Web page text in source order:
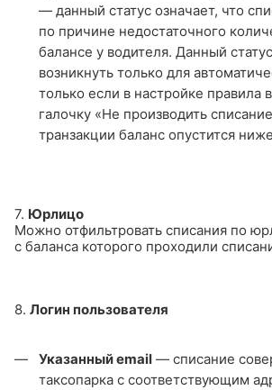
— данный статус означает, что
по причине недостаточного
балансе у водителя. Данный
возникнуть только для
только если в настройке правила
галочку «Не производить
транзакции баланс опустится
7. Юрлицо
Можно отфильтровать списания по
с баланса которого проходили
8. Логин пользователя
Указанный email — списание
таксопарка с соответствующим